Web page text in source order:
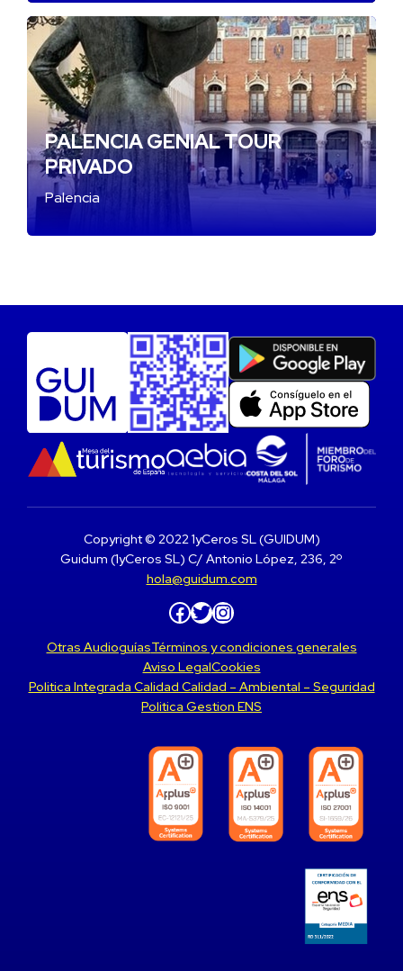
PALENCIA GENIAL TOUR
PRIVADO
Palencia
Copyright © 2022 1yCeros SL (GUIDUM)
Guidum (1yCeros SL) C/ Antonio López, 236, 2º
hola@guidum.com
Facebook Twitter Instagram
Otras AudioguíasTérminos y condiciones generales
Aviso LegalCookies
Politica Integrada Calidad Calidad – Ambiental – Seguridad
Politica Gestion ENS